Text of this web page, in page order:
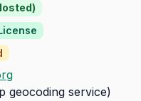
geocoding service)